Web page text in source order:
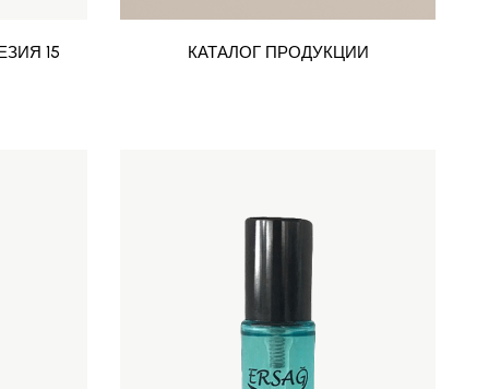
15 КАТАЛОГ ПРОДУКЦИИ